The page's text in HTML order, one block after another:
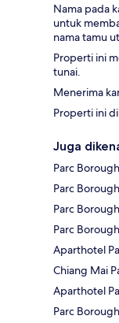
Nama pada
untuk
nama tamu
Properti ini
tunai.
Menerima
Properti ini
Juga
Parc
Parc
Parc
Parc
Aparthotel
Chiang Mai
Aparthotel
Parc Borough